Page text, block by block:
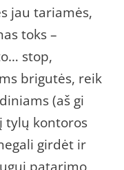
jau tariamės,
toks –
stop,
brigutės, reik
(aš gi
tylų kontoros
girdėt ir